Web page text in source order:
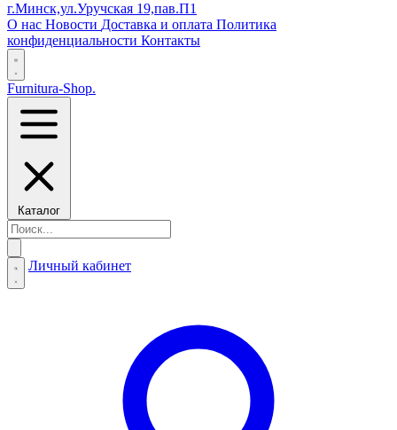
г.Минск,ул.Уручская 19,пав.П1
О нас Новости Доставка и оплата Политика
конфиденциальности Контакты
Furnitura-Shop.
Каталог
Личный кабинет